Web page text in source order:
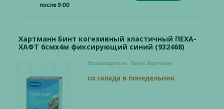
после 9:00
Хартманн Бинт когезивный эластичный ПЕХА-
ХАФТ 6смх4м фиксирующий синий (932468)
Производитель: Пауль Хартманн
со склада в понедельник